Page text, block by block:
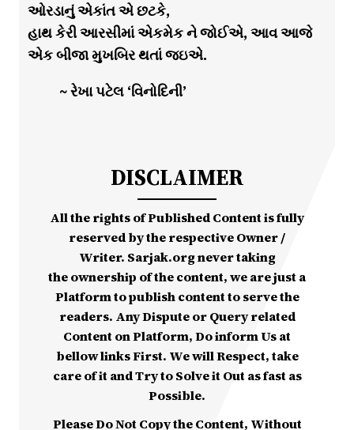
ઓરડાનું એકાંત એ છટકે,
હાથ કેરી આરસીમાં એકમેક ને જોઈએ, આવ આજે
એક બીજા મુખબિર થતાં જઇએ.
~ રેખા પટેલ ‘વિનોદિની’
DISCLAIMER
All the rights of Published Content is fully
reserved by the respective Owner /
Writer. Sarjak.org never taking
the ownership of the content, we are just a
Platform to publish content to serve the
readers. Any Dispute or Query related
Content on Platform, Do inform Us at
bellow links First. We will Respect, take
care of it and Try to Solve it Out as fast as
Possible.
Please Do Not Copy the Content, Without